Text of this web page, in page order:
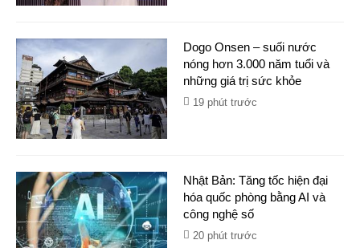
Dogo Onsen – suối nước
nóng hơn 3.000 năm tuổi và
những giá trị sức khỏe
19 phút trước
Nhật Bản: Tăng tốc hiện đại
hóa quốc phòng bằng AI và
công nghệ số
20 phút trước